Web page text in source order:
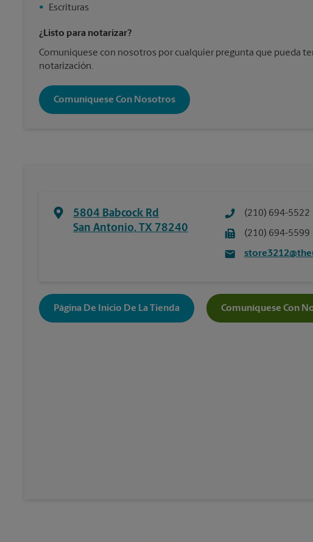
•
Escrituras
¿Listo para notarizar?
Comuníquese con nosotros por cualquier pregunta que pueda
notarización.
Comuníquese Con Nosotros
5804 Babcock Rd
San Antonio, TX 78240
(210) 694-5522
(210) 694-5599
Página De Inicio De La Tienda Comuníquese Con